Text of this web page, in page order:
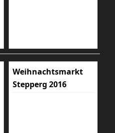
Weihnachtsmarkt
Stepperg 2016